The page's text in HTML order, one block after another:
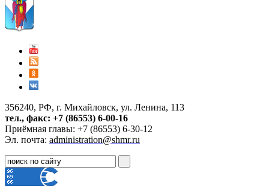
356240, РФ, г. Михайловск, ул. Ленина, 113
тел., факс: +7 (86553) 6-00-16
Приёмная главы: +7 (86553) 6-30-12
Эл. почта: administration@shmr.ru